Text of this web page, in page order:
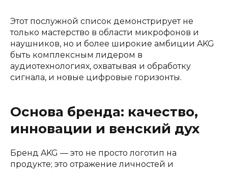
Этот послужной список демонстрирует не
только мастерство в области микрофонов и
наушников, но и более широкие амбиции AKG
быть комплексным лидером в
аудиотехнологиях, охватывая и обработку
сигнала, и новые цифровые горизонты.
Основа бренда: качество,
инновации и венский дух
Бренд AKG — это не просто логотип на
продукте; это отражение личностей и